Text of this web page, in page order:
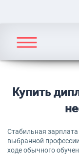
Купить
Стабильная
выбранной
ходе обычного